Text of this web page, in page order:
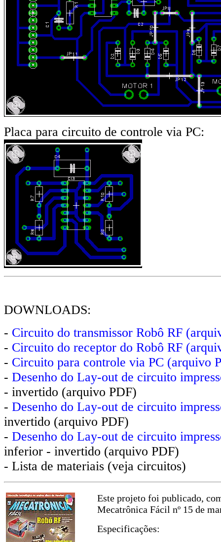
Placa para circuito de controle via PC:
DOWNLOADS:
- Circuito do transmissor Robô RF
- Circuito do receptor do Robô RF
- Circuito para controle via PC (arquivo
- Desenho do Lay-out de circuito
- invertido (arquivo PDF)
- Desenho do Lay-out de circuito
invertido (arquivo PDF)
- Desenho do Lay-out de circuito
inferior - invertido (arquivo PDF)
- Lista de materiais (veja circuitos)
Este projeto foi publicado,
Mecatrônica Fácil nº 15 de
Especificações: